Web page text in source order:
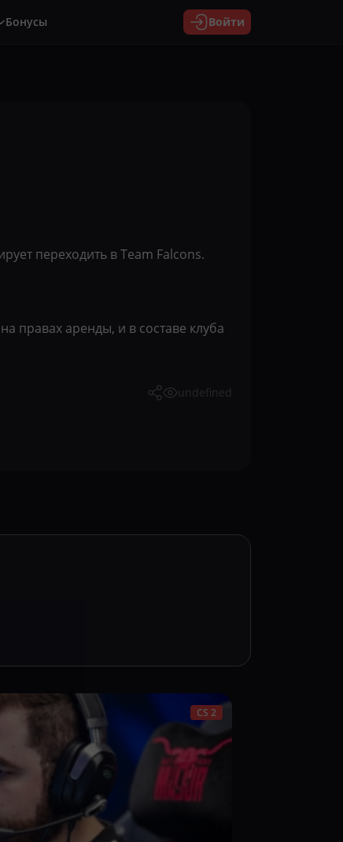
Бонусы Войти
переходить в Team Falcons.
правах аренды, и в составе клуба
undefined
CS 2